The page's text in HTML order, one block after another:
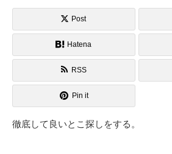
Post
Hatena
RSS
Pin it
徹底して良いとこ探しをする。